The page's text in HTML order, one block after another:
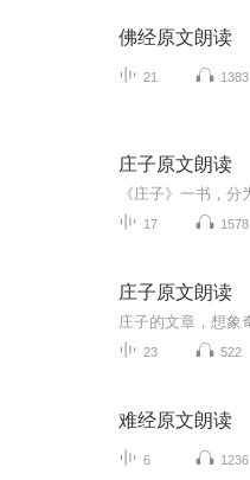
佛经原文朗读
21 1383
庄子原文朗读
17 1578
庄子原文朗读
23 522
难经原文朗读
6 1236